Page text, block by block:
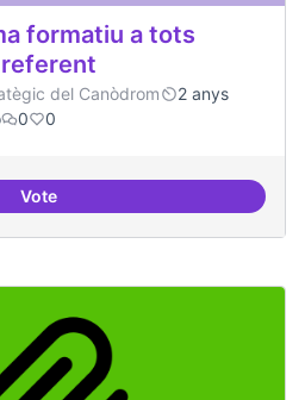
formatiu a tots
del Canòdrom
2 anys
0 0
VoteTenir un programa formatiu a